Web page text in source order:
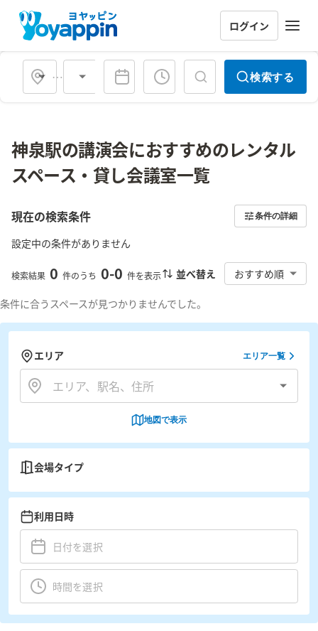
ログイン
会場タイプ 検索する
神泉駅の講演会におすすめのレンタル
スペース・貸し会議室一覧
現在の検索条件 条件の詳細
設定中の条件がありません
検索結果 0 件のうち 0-0 件を表示 並べ替え おすすめ順
条件に合うスペースが見つかりませんでした。
エリア エリア一覧
地図で表示
会場タイプ
利用日時